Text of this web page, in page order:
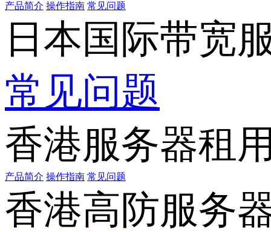
产品简介 操作指南 常见问题
日本国际带宽
常见问题
香港服务器租
产品简介 操作指南 常见问题
香港高防服务